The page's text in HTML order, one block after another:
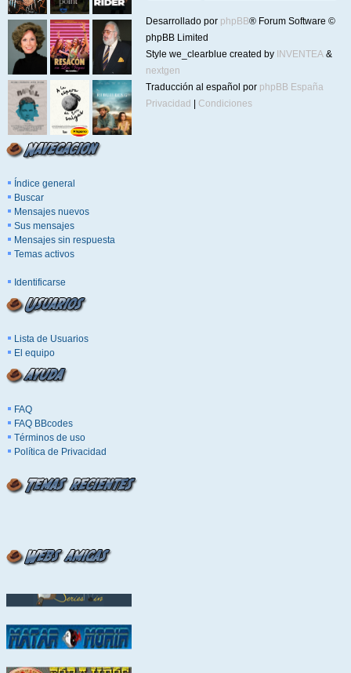
Índice general
Buscar
Mensajes nuevos
Sus mensajes
Mensajes sin respuesta
Temas activos
Identificarse
Lista de Usuarios
El equipo
FAQ
FAQ BBcodes
Términos de uso
Política de Privacidad
Desarrollado por phpBB® Forum Software ©
phpBB Limited
Style we_clearblue created by INVENTEA &
nextgen
Traducción al español por phpBB España
Privacidad
Condiciones